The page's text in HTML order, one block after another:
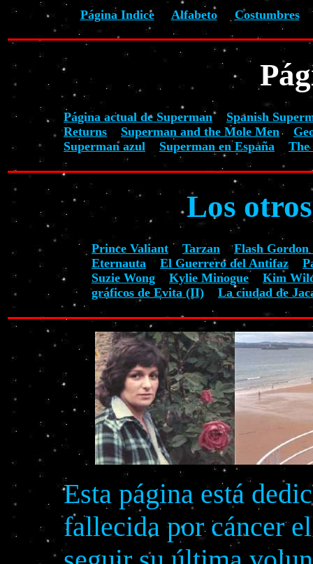
Página Indice Alfabeto Costumbres
Página actual de Superman
Spanish
Returns
Superman and the Mole Men
Superman azul
Superman en España The
Los
Prince Valiant Tarzan
Flash Gordon
Eternauta
El Guerrero del Antifaz
Suzie Wong
Kylie Minogue
Kim
gráficos de Evita (II)
La ciudad de
Esta página está
fallecida por cáncer